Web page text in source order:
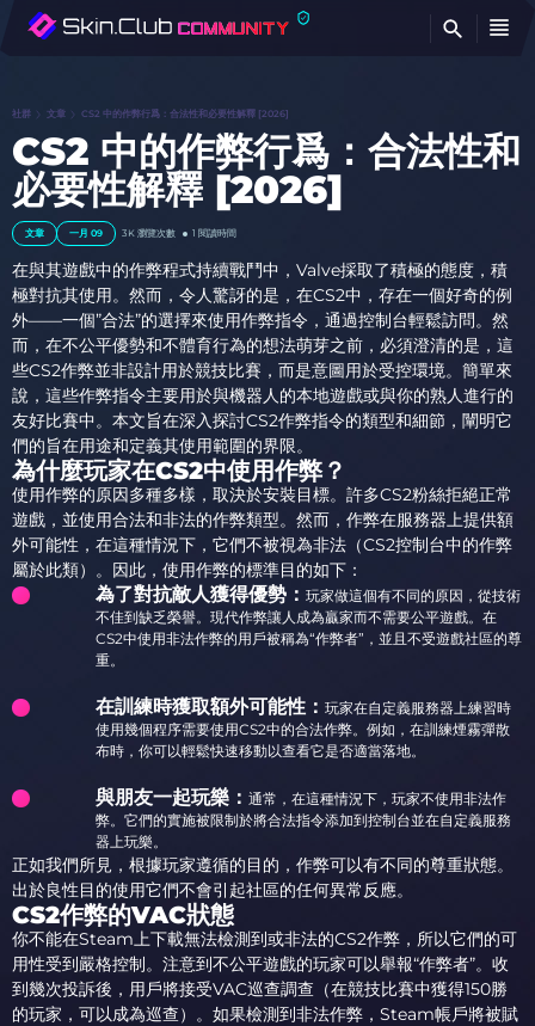
社群 文章 CS2 中的作弊行爲：合法性和必要性解釋 [2026]
CS2 中的作弊行爲：合法性和
必要性解釋 [2026]
文章 一月 09 3K 瀏覽次數 1 閱讀時間
在與其遊戲中的作弊程式持續戰鬥中，Valve採取了積極的態度，積
極對抗其使用。然而，令人驚訝的是，在CS2中，存在一個好奇的例
外——一個”合法”的選擇來使用作弊指令，通過控制台輕鬆訪問。然
而，在不公平優勢和不體育行為的想法萌芽之前，必須澄清的是，這
些CS2作弊並非設計用於競技比賽，而是意圖用於受控環境。簡單來
說，這些作弊指令主要用於與機器人的本地遊戲或與你的熟人進行的
友好比賽中。本文旨在深入探討CS2作弊指令的類型和細節，闡明它
們的旨在用途和定義其使用範圍的界限。
為什麼玩家在CS2中使用作弊？
使用作弊的原因多種多樣，取決於安裝目標。許多CS2粉絲拒絕正常
遊戲，並使用合法和非法的作弊類型。然而，作弊在服務器上提供額
外可能性，在這種情況下，它們不被視為非法（CS2控制台中的作弊
屬於此類）。因此，使用作弊的標準目的如下：
為了對抗敵人獲得優勢： 玩家做這個有不同的原因，從技術
不佳到缺乏榮譽。現代作弊讓人成為贏家而不需要公平遊戲。在
CS2中使用非法作弊的用戶被稱為“作弊者”，並且不受遊戲社區的尊
重。
在訓練時獲取額外可能性： 玩家在自定義服務器上練習時
使用幾個程序需要使用CS2中的合法作弊。例如，在訓練煙霧彈散
布時，你可以輕鬆快速移動以查看它是否適當落地。
與朋友一起玩樂： 通常，在這種情況下，玩家不使用非法作
弊。它們的實施被限制於將合法指令添加到控制台並在自定義服務
器上玩樂。
正如我們所見，根據玩家遵循的目的，作弊可以有不同的尊重狀態。
出於良性目的使用它們不會引起社區的任何異常反應。
CS2作弊的VAC狀態
你不能在Steam上下載無法檢測到或非法的CS2作弊，所以它們的可
用性受到嚴格控制。注意到不公平遊戲的玩家可以舉報“作弊者”。收
到幾次投訴後，用戶將接受VAC巡查調查（在競技比賽中獲得150勝
的玩家，可以成為巡查）。如果檢測到非法作弊，Steam帳戶將被賦